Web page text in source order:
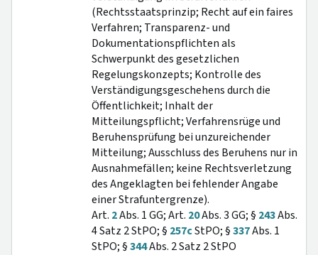
(Rechtsstaatsprinzip; Recht auf ein faires
Verfahren; Transparenz- und
Dokumentationspflichten als
Schwerpunkt des gesetzlichen
Regelungskonzepts; Kontrolle des
Verständigungsgeschehens durch die
Öffentlichkeit; Inhalt der
Mitteilungspflicht; Verfahrensrüge und
Beruhensprüfung bei unzureichender
Mitteilung; Ausschluss des Beruhens nur in
Ausnahmefällen; keine Rechtsverletzung
des Angeklagten bei fehlender Angabe
einer Strafuntergrenze).
Art. 2Abs. 1 GG; Art. 20Abs. 3 GG; § 243Abs.
4 Satz 2 StPO; § 257cStPO; §337Abs. 1
StPO; §344Abs. 2 Satz 2 StPO